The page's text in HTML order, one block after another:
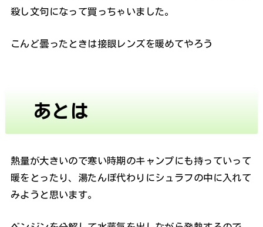
殺し文句になって買っちゃいました。
こんど曇ったときは接眼レンズを暖めてやろう
あとは
熱量が大きいので寒い時期のキャンプにも持っていって
暖をとったり、湯たんぽ代わりにシュラフの中に入れて
みようと思います。